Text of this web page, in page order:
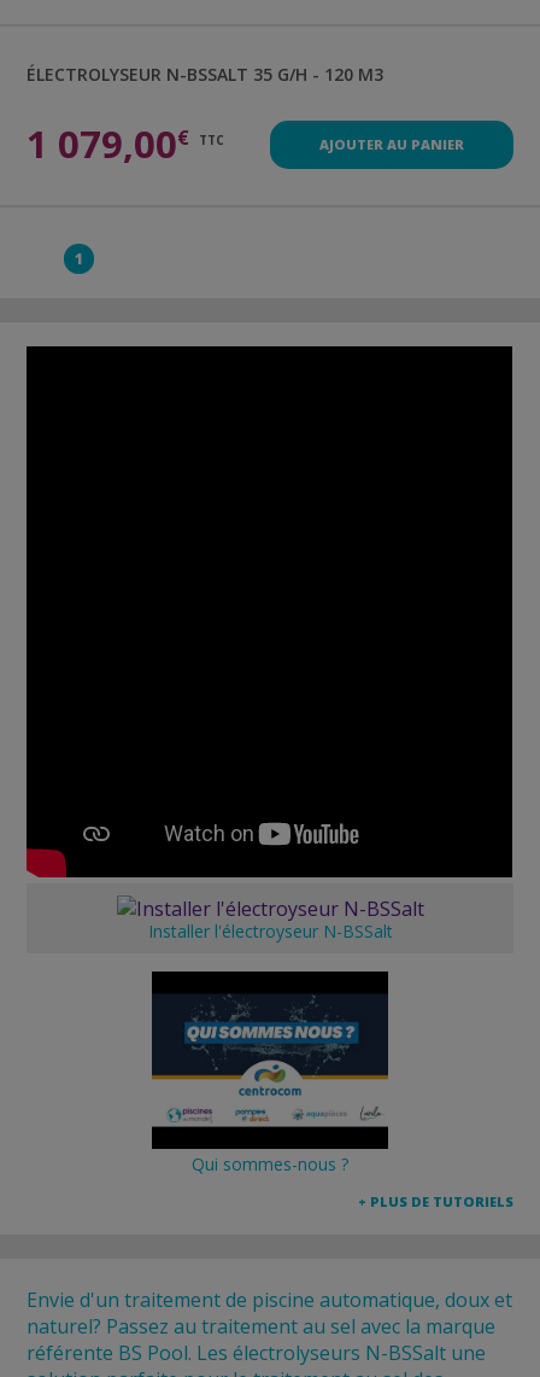
ÉLECTROLYSEUR N-BSSALT 35 G/H - 120 M3
1 079,00€ TTC AJOUTER AU PANIER
1
Installer l'électroyseur N-BSSalt
Qui sommes-nous ?
+ PLUS DE TUTORIELS
Envie d'un traitement de piscine automatique, doux et
naturel? Passez au traitement au sel avec la marque
référente BS Pool. Les électrolyseurs N-BSSalt une